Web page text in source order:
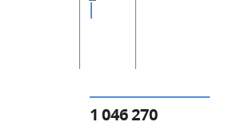
1 046 270